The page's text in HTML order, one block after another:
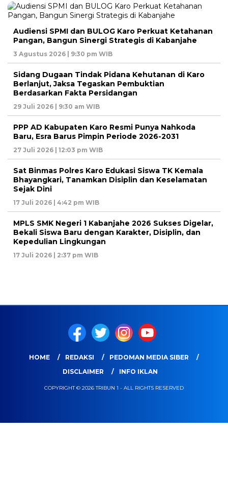
Audiensi SPMI dan BULOG Karo Perkuat Ketahanan
Pangan, Bangun Sinergi Strategis di Kabanjahe
3 Agustus 2026 | 9:30 pm WIB
Sidang Dugaan Tindak Pidana Kehutanan di Karo
Berlanjut, Jaksa Tegaskan Pembuktian
Berdasarkan Fakta Persidangan
29 Juli 2026 | 9:30 am WIB
PPP AD Kabupaten Karo Resmi Punya Nahkoda
Baru, Esra Barus Pimpin Periode 2026-2031
27 Juli 2026 | 12:03 pm WIB
Sat Binmas Polres Karo Edukasi Siswa TK Kemala
Bhayangkari, Tanamkan Disiplin dan Keselamatan
Sejak Dini
17 Juli 2026 | 4:42 pm WIB
MPLS SMK Negeri 1 Kabanjahe 2026 Sukses Digelar,
Bekali Siswa Baru dengan Karakter, Disiplin, dan
Kepedulian Lingkungan
17 Juli 2026 | 2:37 pm WIB
HOME REDAKSI
PEDOMAN MEDIA SIBER
DISCLAIMER
INFO IKLAN
COPYRIGHT © 2026 TRIBUN 1 - ALL RIGHTS RESERVED